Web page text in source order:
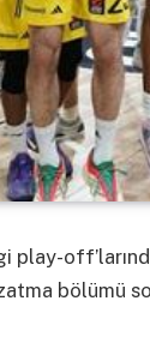
play-
bölümü